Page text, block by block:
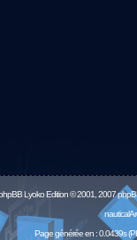
Lyoko Edition © 2001, 2007
Page générée en : 0.0439s